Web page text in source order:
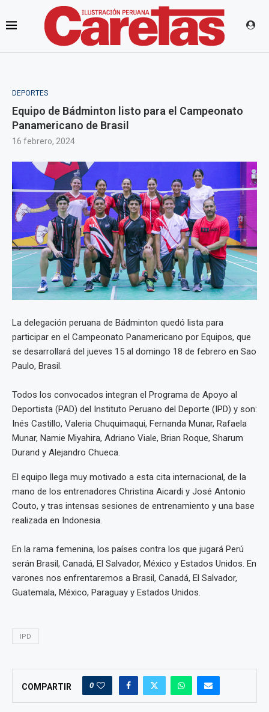
DEPORTES
Equipo de Bádminton listo para el Campeonato
Panamericano de Brasil
16 febrero, 2024
La delegación peruana de Bádminton quedó lista para
participar en el Campeonato Panamericano por Equipos, que
se desarrollará del jueves 15 al domingo 18 de febrero en Sao
Paulo, Brasil.
Todos los convocados integran el Programa de Apoyo al
Deportista (PAD) del Instituto Peruano del Deporte (IPD) y son:
Inés Castillo, Valeria Chuquimaqui, Fernanda Munar, Rafaela
Munar, Namie Miyahira, Adriano Viale, Brian Roque, Sharum
Durand y Alejandro Chueca.
El equipo llega muy motivado a esta cita internacional, de la
mano de los entrenadores Christina Aicardi y José Antonio
Couto, y tras intensas sesiones de entrenamiento y una base
realizada en Indonesia.
En la rama femenina, los países contra los que jugará Perú
serán Brasil, Canadá, El Salvador, México y Estados Unidos. En
varones nos enfrentaremos a Brasil, Canadá, El Salvador,
Guatemala, México, Paraguay y Estados Unidos.
IPD
COMPARTIR 0